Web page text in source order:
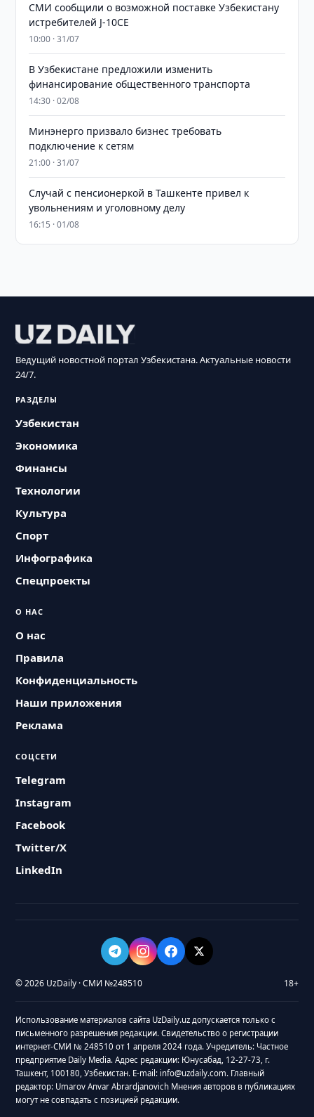
СМИ сообщили о возможной поставке Узбекистану
истребителей J-10CE
10:00 · 31/07
В Узбекистане предложили изменить
финансирование общественного транспорта
14:30 · 02/08
Минэнерго призвало бизнес требовать
подключение к сетям
21:00 · 31/07
Случай с пенсионеркой в Ташкенте привел к
увольнениям и уголовному делу
16:15 · 01/08
Ведущий новостной портал Узбекистана. Актуальные новости
24/7.
РАЗДЕЛЫ
Узбекистан
Экономика
Финансы
Технологии
Культура
Спорт
Инфографика
Спецпроекты
О НАС
О нас
Правила
Конфиденциальность
Наши приложения
Реклама
СОЦСЕТИ
Telegram
Instagram
Facebook
Twitter/X
LinkedIn
© 2026 UzDaily · СМИ №248510 18+
Использование материалов сайта UzDaily.uz допускается только с
письменного разрешения редакции. Свидетельство о регистрации
интернет-СМИ № 248510 от 1 апреля 2024 года. Учредитель: Частное
предприятие Daily Media. Адрес редакции: Юнусабад, 12-27-73, г.
Ташкент, 100180, Узбекистан. E-mail: info@uzdaily.com. Главный
редактор: Umarov Anvar Abrardjanovich Мнения авторов в публикациях
могут не совпадать с позицией редакции.